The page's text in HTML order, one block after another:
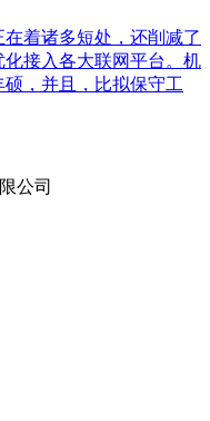
着诸多短处，还削减了
接入各大联网平台。机
，并且，比拟保守工
公司